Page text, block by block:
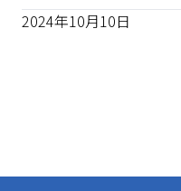
2024年10月10日